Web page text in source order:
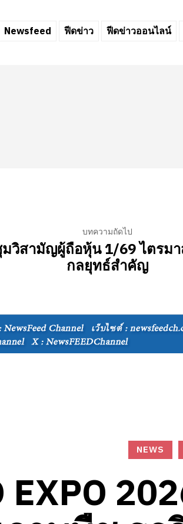
Newsfeed ฟีดข่าว ฟีดข่าวออนไลน์
บทความถัดไป
มวิสามัญผู้ถือหุ้น 1/69 ไตรม
กลยุทธ์สำคัญ